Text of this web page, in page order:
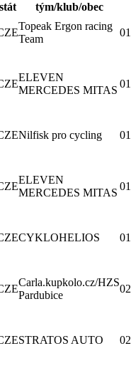
stát tým/klub/obec
Topeak Ergon racing
Team
ELEVEN
MERCEDES MITAS
Nilfisk pro cycling
ELEVEN
MERCEDES MITAS
CYKLOHELIOS
Carla.kupkolo.cz/HZS
Pardubice
STRATOS AUTO